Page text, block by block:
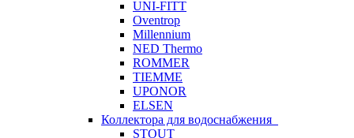
UNI-FITT
Oventrop
Millennium
NED Thermo
ROMMER
TIEMME
UPONOR
ELSEN
Коллектора для водоснабжения
STOUT